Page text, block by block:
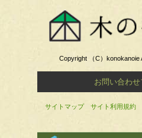
Copyright （C）konokanoie
お問い合わせ
サイトマップ サイト利用規約